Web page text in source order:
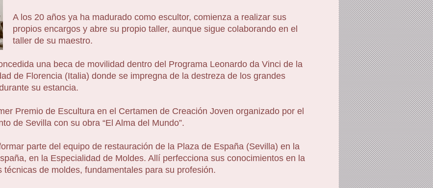
A los 20 años ya ha madurado como escultor, comienza a realizar sus
propios encargos y abre su propio taller, aunque sigue colaborando en el
taller de su maestro.
una beca de movilidad dentro del Programa Leonardo da Vinci de la
de Florencia (Italia) donde se impregna de la destreza de los grandes
su estancia.
Premio de Escultura en el Certamen de Creación Joven organizado por el
de Sevilla con su obra “El Alma del Mundo”.
parte del equipo de restauración de la Plaza de España (Sevilla) en la
en la Especialidad de Moldes. Allí perfecciona sus conocimientos en la
técnicas de moldes, fundamentales para su profesión.